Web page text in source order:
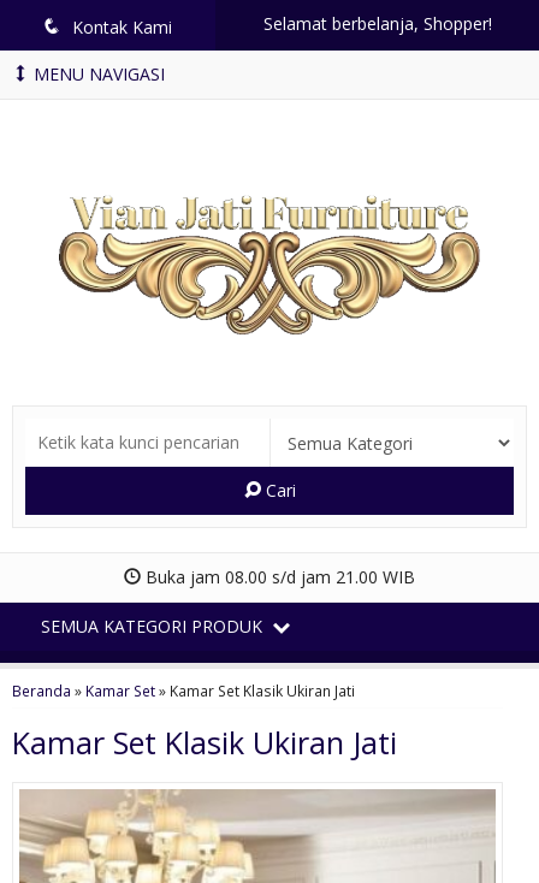
q Kontak Kami Selamat berbelanja, Shopper!
MENU NAVIGASI
Cari
Buka jam 08.00 s/d jam 21.00 WIB
SEMUA KATEGORI PRODUK
Beranda » Kamar Set» Kamar Set Klasik Ukiran Jati
Kamar Set Klasik Ukiran Jati